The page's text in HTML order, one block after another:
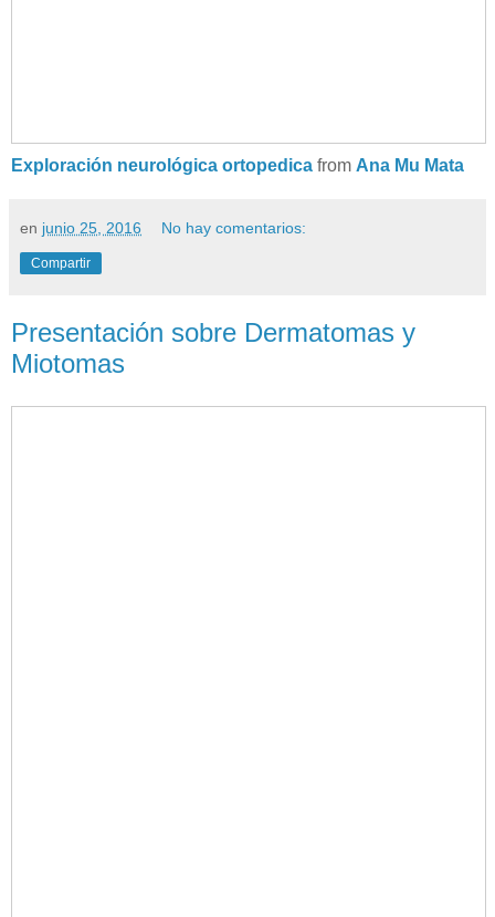
Exploración neurológica ortopedica from Ana Mu Mata
en junio 25, 2016 No hay comentarios:
Compartir
Presentación sobre Dermatomas y
Miotomas